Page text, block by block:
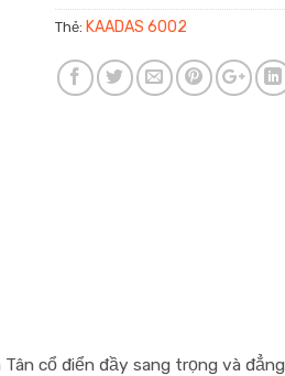
Thẻ: KAADAS 6002
cổ điển đầy sang trọng và